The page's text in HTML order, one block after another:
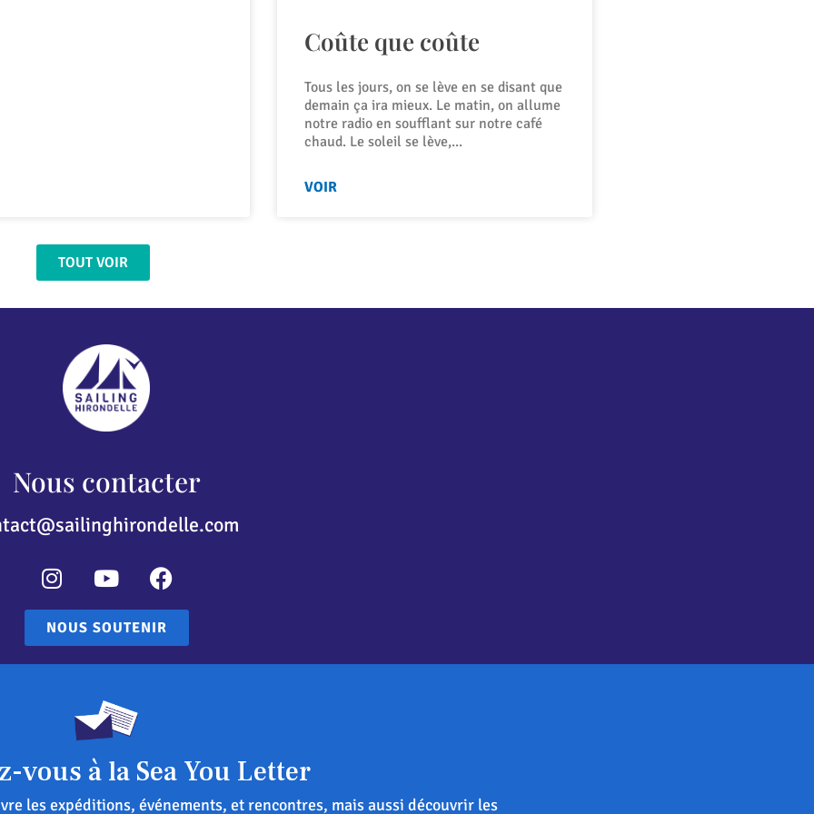
Coûte que coûte
Tous les jours, on se lève en se disant que
demain ça ira mieux. Le matin, on allume
notre radio en soufflant sur notre café
chaud. Le soleil se lève,
VOIR
TOUT VOIR
Nous contacter
NOUS SOUTENIR
vous à la Sea You Letter
les expéditions, événements, et rencontres, mais aussi découvrir les